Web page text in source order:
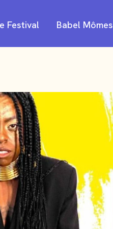
Festival Babel Mômes